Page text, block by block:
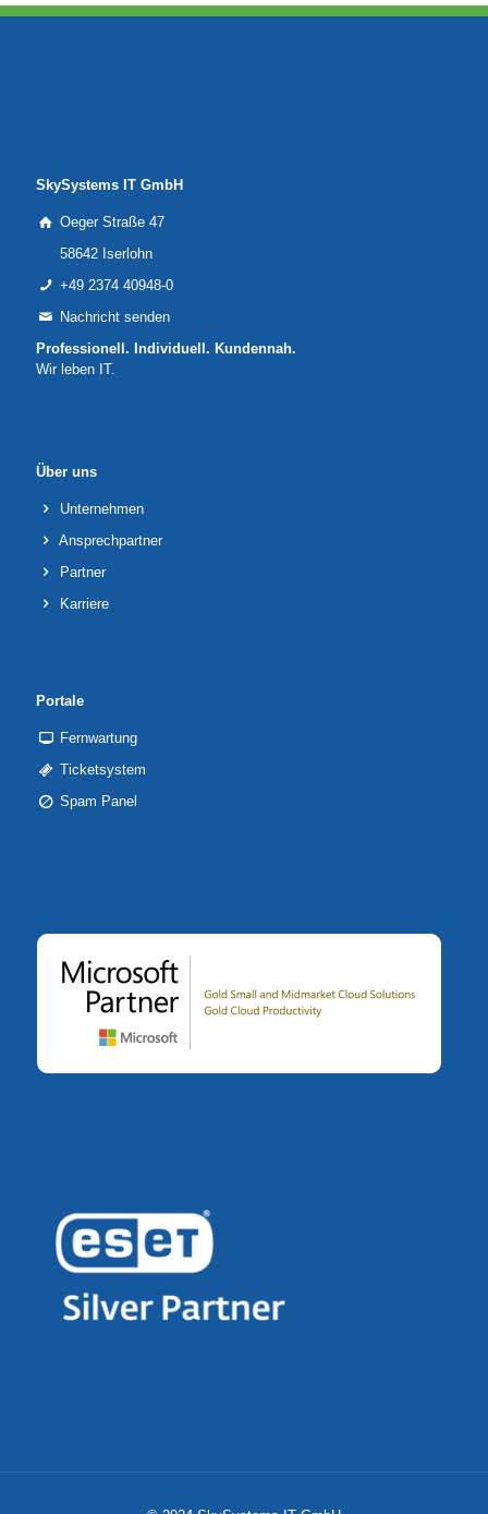
SkySystems IT GmbH
Oeger Straße 47
58642 Iserlohn
+49 2374 40948-0
Nachricht senden
Professionell. Individuell. Kundennah.
Wir leben IT.
Über uns
Unternehmen
Ansprechpartner
Partner
Karriere
Portale
Fernwartung
Ticketsystem
Spam Panel